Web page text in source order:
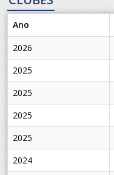
Ano
2026
2025
2025
2025
2025
2024